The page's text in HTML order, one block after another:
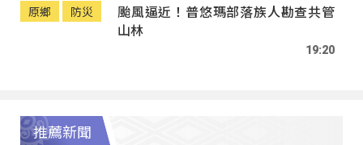
原鄉 防災
颱風逼近！普悠瑪部落族人勘查共管
山林
19:20
推薦新聞